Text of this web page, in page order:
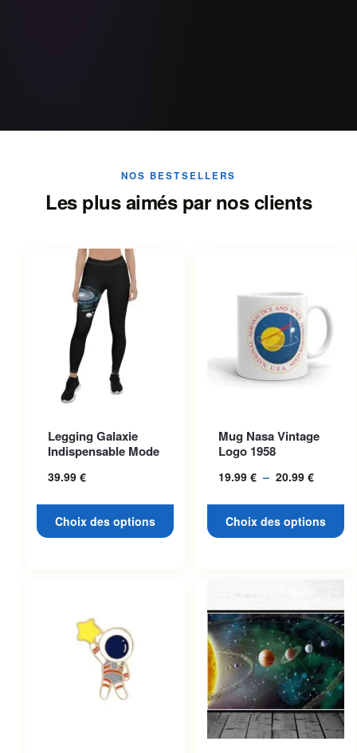
NOS BESTSELLERS
Les plus aimés par nos clients
Legging Galaxie
Indispensable Mode
39.99 €
Choix des options
variations. Les options
peuvent être choisies sur la
page du produit
Mug Nasa Vintage
Logo 1958
19.99 € – 20.99 €
19.99 €
Choix des options
variations. Les options
peuvent être choisies sur la
page du produit